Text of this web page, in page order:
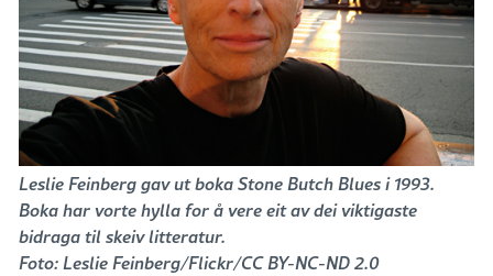
Leslie Feinberg gav ut boka Stone Butch Blues i 1993.
Boka har vorte hylla for å vere eit av dei viktigaste
bidraga til skeiv litteratur.
Foto: Leslie Feinberg/Flickr/CC BY-NC-ND 2.0